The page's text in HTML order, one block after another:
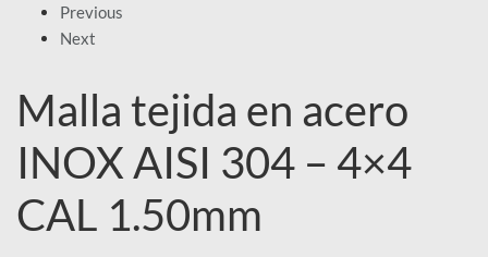
Previous
Next
Malla tejida en acero
INOX AISI 304 – 4×4
CAL 1.50mm